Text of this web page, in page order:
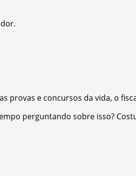
e concursos da vida, o
perguntando sobre isso?